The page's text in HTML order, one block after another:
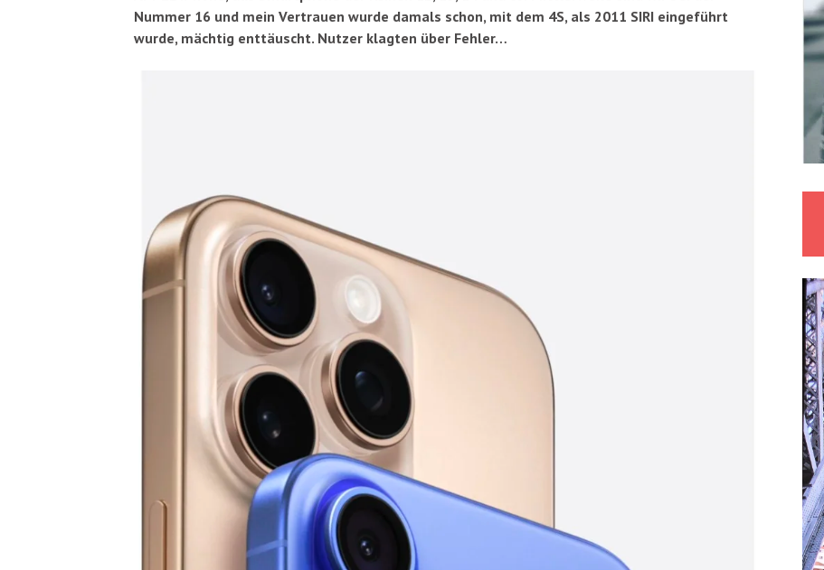
Nummer 16 und mein Vertrauen wurde damals schon, mit dem 4S, als 2011 SIRI eingeführt
wurde, mächtig enttäuscht. Nutzer klagten über Fehler…